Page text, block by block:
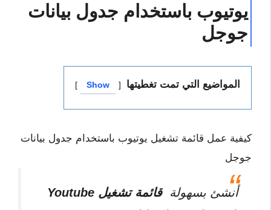
يوتيوب باستخدام جدول بيانات
جوجل
المواضيع التي تمت تغطيتها Show
كيفية عمل قائمة تشغيل يوتيوب باستخدام جدول بيانات
جوجل
أنشئ بسهولة
قائمة تشغيل Youtube